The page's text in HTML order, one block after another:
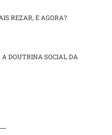
REZAR, E AGORA?
A DOUTRINA SOCIAL DA